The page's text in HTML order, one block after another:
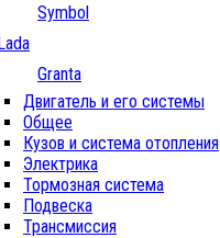
Symbol
Lada
Granta
Двигатель и его системы
Общее
Кузов и система отопления
Электрика
Тормозная система
Подвеска
Трансмиссия